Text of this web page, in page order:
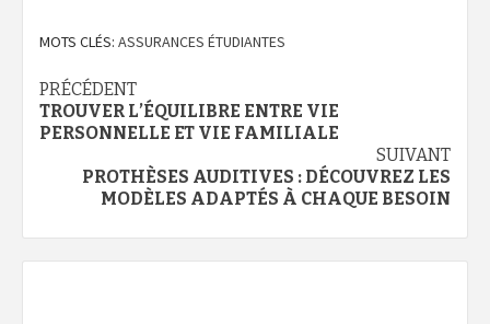
MOTS CLÉS: ASSURANCES ÉTUDIANTES
Navigation
d’article
PRÉCÉDENT
TROUVER L’ÉQUILIBRE ENTRE VIE
PERSONNELLE ET VIE FAMILIALE
SUIVANT
PROTHÈSES AUDITIVES : DÉCOUVREZ LES
MODÈLES ADAPTÉS À CHAQUE BESOIN